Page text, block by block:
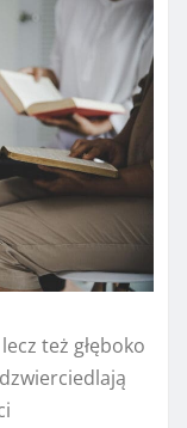
też głęboko